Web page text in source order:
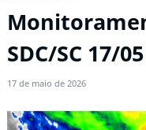
SDC/SC 17/
17 de maio de 2026